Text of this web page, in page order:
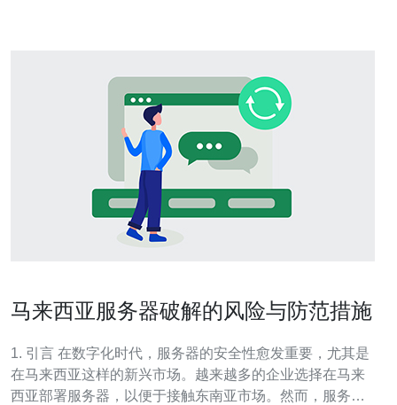
马来西亚服务器破解的风险与防范措施
1. 引言 在数字化时代，服务器的安全性愈发重要，尤其是
在马来西亚这样的新兴市场。越来越多的企业选择在马来
西亚部署服务器，以便于接触东南亚市场。然而，服务器